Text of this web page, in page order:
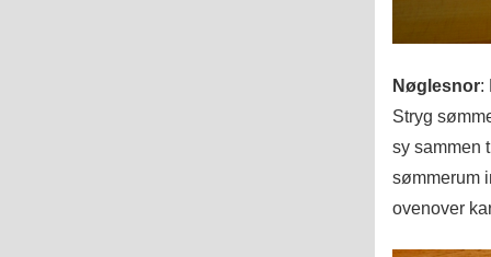
Nøglesnor:
Stryg
sy sammen
sømmerum
ovenover